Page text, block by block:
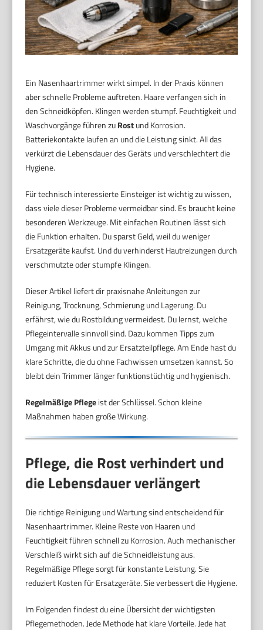
Ein Nasenhaartrimmer wirkt simpel. In der Praxis können
aber schnelle Probleme auftreten. Haare verfangen sich in
den Schneidköpfen. Klingen werden stumpf. Feuchtigkeit und
Waschvorgänge führen zuRostund Korrosion.
Batteriekontakte laufen an und die Leistung sinkt. All das
verkürzt die Lebensdauer des Geräts und verschlechtert die
Hygiene.
Für technisch interessierte Einsteiger ist wichtig zu wissen,
dass viele dieser Probleme vermeidbar sind. Es braucht keine
besonderen Werkzeuge. Mit einfachen Routinen lässt sich
die Funktion erhalten. Du sparst Geld, weil du weniger
Ersatzgeräte kaufst. Und du verhinderst Hautreizungen durch
verschmutzte oder stumpfe Klingen.
Dieser Artikel liefert dir praxisnahe Anleitungen zur
Reinigung, Trocknung, Schmierung und Lagerung. Du
erfährst, wie du Rostbildung vermeidest. Du lernst, welche
Pflegeintervalle sinnvoll sind. Dazu kommen Tipps zum
Umgang mit Akkus und zur Ersatzteilpflege. Am Ende hast du
klare Schritte, die du ohne Fachwissen umsetzen kannst. So
bleibt dein Trimmer länger funktionstüchtig und hygienisch.
Regelmäßige Pflegeist der Schlüssel. Schon kleine
Maßnahmen haben große Wirkung.
Pflege, die Rost verhindert und
die Lebensdauer verlängert
Die richtige Reinigung und Wartung sind entscheidend für
Nasenhaartrimmer. Kleine Reste von Haaren und
Feuchtigkeit führen schnell zu Korrosion. Auch mechanischer
Verschleiß wirkt sich auf die Schneidleistung aus.
Regelmäßige Pflege sorgt für konstante Leistung. Sie
reduziert Kosten für Ersatzgeräte. Sie verbessert die Hygiene.
Im Folgenden findest du eine Übersicht der wichtigsten
Pflegemethoden. Jede Methode hat klare Vorteile. Jede hat